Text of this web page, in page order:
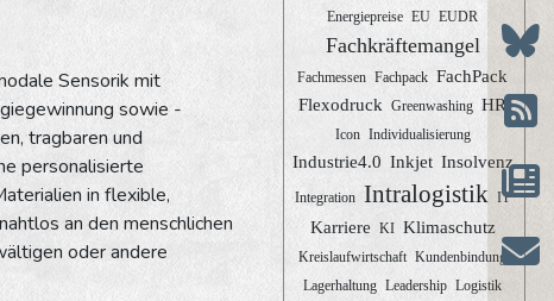
Sensorik mit
sowie -
tragbaren und
personalisierte
in flexible,
an den menschlichen
oder andere
Energiepreise EU EUDR
Fachkräftemangel
Fachmessen Fachpack FachPack
Flexodruck Greenwashing HR
Icon Individualisierung
Industrie4.0 Inkjet Insolvenz
Integration Intralogistik IT
Karriere KI Klimaschutz
Kreislaufwirtschaft Kundenbindung
Lagerhaltung Leadership Logistik